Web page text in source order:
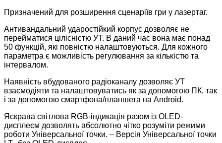
Призначений для розширення сценаріїв гри у лазертаг.
Антивандальний ударостійкий корпус дозволяє не
перейматися цілісністю УТ. В даний час вона має понад
50 функцій, які повністю налаштовуються. Для кожного
параметра є можливість регулювання за кількістю та
інтервалом.
Наявність вбудованого радіоканалу дозволяє УТ
взаємодіяти та налаштовуватись як за допомогою ПК, так
і за допомогою смартфона/планшета на Android.
Яскрава світлова RGB-індикація разом із OLED-
дисплеєм дозволять абсолютно чітко розуміти режими
роботи Універсальної точки. – Версія Універсальної точки